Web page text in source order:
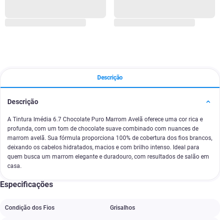
Descrição
Descrição
A Tintura Imédia 6.7 Chocolate Puro Marrom Avelã oferece uma cor rica e
profunda, com um tom de chocolate suave combinado com nuances de
marrom avelã. Sua fórmula proporciona 100% de cobertura dos fios brancos,
deixando os cabelos hidratados, macios e com brilho intenso. Ideal para
quem busca um marrom elegante e duradouro, com resultados de salão em
casa.
Especificações
Condição dos Fios Grisalhos